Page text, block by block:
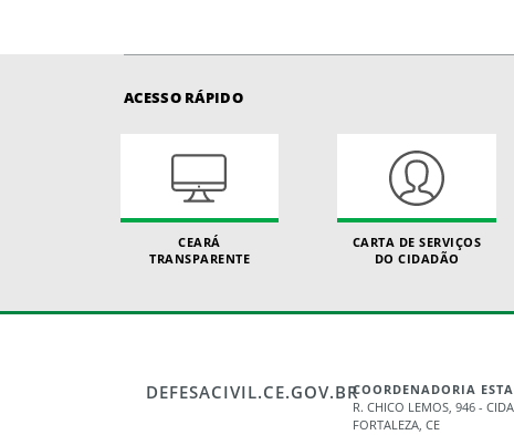
ACESSO RÁPIDO
CEARÁ
TRANSPARENTE
CARTA DE SERVIÇOS
DO CIDADÃO
DEFESACIVIL.CE.GOV.BRCOORDENADORIA
R. CHICO LEMOS, 946 -
FORTALEZA, CE